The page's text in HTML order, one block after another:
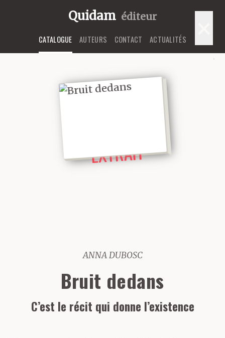
Quidam éditeur
CATALOGUE AUTEURS CONTACT ACTUALITÉS
EXTRAIT
ANNA DUBOSC
Bruit dedans
C’est le récit qui donne l’existence